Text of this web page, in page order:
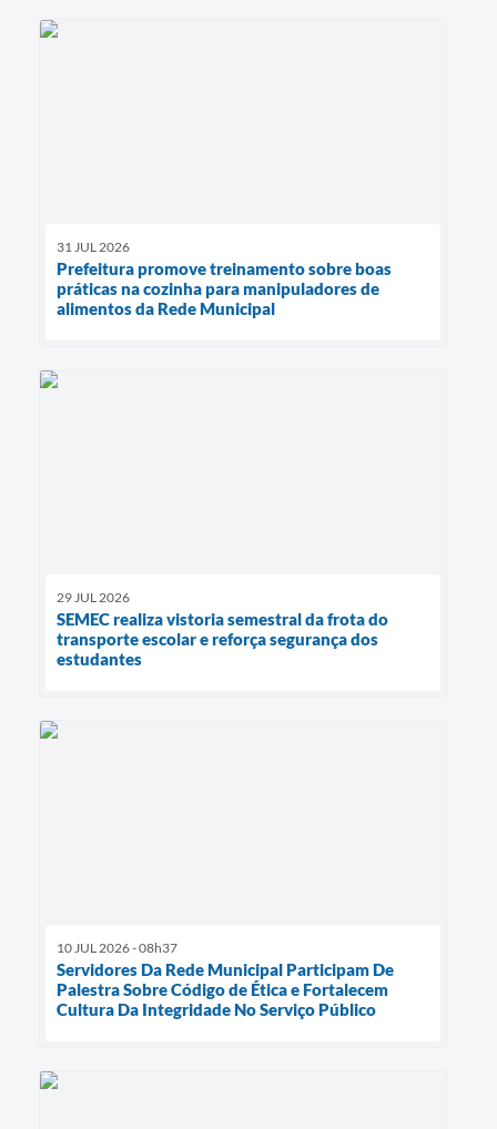
31 JUL 2026
Prefeitura promove treinamento sobre boas
práticas na cozinha para manipuladores de
alimentos da Rede Municipal
29 JUL 2026
SEMEC realiza vistoria semestral da frota do
transporte escolar e reforça segurança dos
estudantes
10 JUL 2026 - 08h37
Servidores Da Rede Municipal Participam De
Palestra Sobre Código de Ética e Fortalecem
Cultura Da Integridade No Serviço Público